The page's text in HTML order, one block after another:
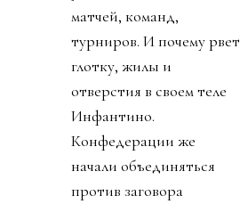
матчей, команд,
турниров. И почему рвет
глотку, жилы и
отверстия в своем теле
Инфантино.
Конфедерации же
начали объединяться
против заговора